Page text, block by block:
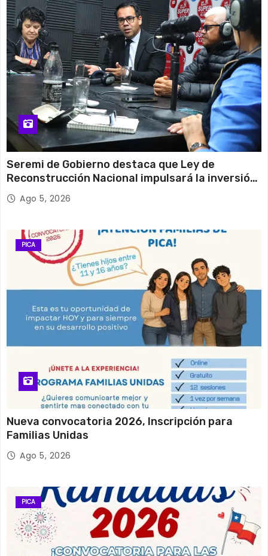
Seremi de Gobierno destaca que Ley de
Reconstrucción Nacional impulsará la inversión
y el empleo en Tarapacá
Ago 5, 2026
PICA
Nueva convocatoria 2026, Inscripción para
Familias Unidas
Ago 5, 2026
PICA